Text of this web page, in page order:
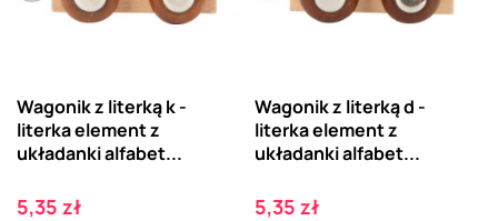
Wagonik z literką k -
literka element z
układanki alfabet...
Cena
5,35 zł
Wagonik z literką d -
literka element z
układanki alfabet...
Cena
5,35 zł